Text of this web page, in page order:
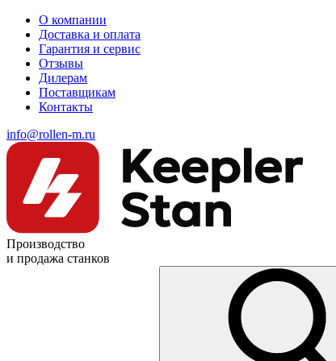
О компании
Доставка и оплата
Гарантия и сервис
Отзывы
Дилерам
Поставщикам
Контакты
info@rollen-m.ru
Производство
и продажа станков